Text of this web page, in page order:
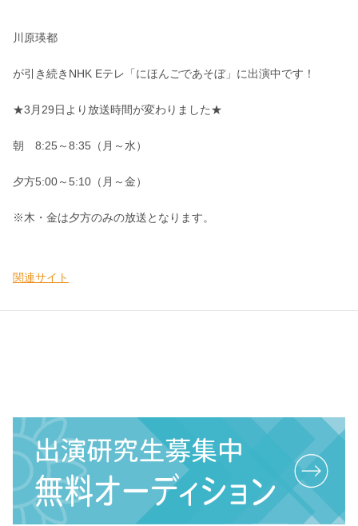
川原瑛都
が引き続きNHK Eテレ「にほんごであそぼ」に出演中です！
★3月29日より放送時間が変わりました★
朝 8:25～8:35（月～水）
夕方5:00～5:10（月～金）
※木・金は夕方のみの放送となります。
関連サイト